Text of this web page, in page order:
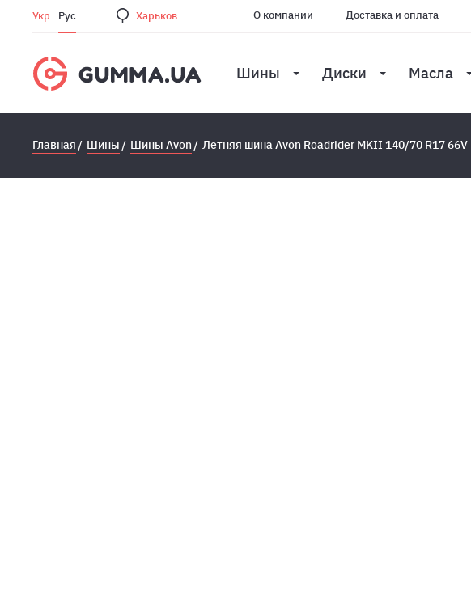
Укр Рус Харьков О компании Доставка и оплата
Шины Диски Масла
Главная Шины Шины Avon Летняя шина Avon Roadrider MKII 140/70 R17 66V